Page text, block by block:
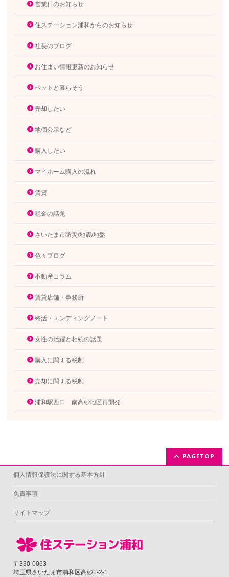
営業日のお知らせ
住ステーション浦和からのお知らせ
社長のブログ
お住まい情報更新のお知らせ
ペットと暮らそう
売却したい
地価公示など
購入したい
マイホーム購入の流れ
賃貸
税金の話題
さいたま市防災/地震/地盤
色々ブログ
不動産コラム
賃貸店舗・事務所
終活・エンディングノート
女性の活躍と相続の話題
購入に関する税制
売却に関する税制
浦和駅西口 南高砂地区再開発
PAGETOP
個人情報保護法に関する基本方針
免責事項
サイトマップ
〒330-0063
埼玉県さいたま市浦和区高砂1-2-1